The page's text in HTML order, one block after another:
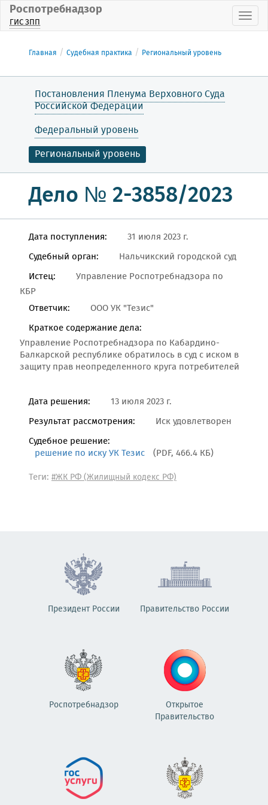
Роспотребнадзор
ГИС ЗПП
Главная Судебная практика Региональный уровень
Постановления Пленума Верховного Суда
Российской Федерации
Федеральный уровень
Региональный уровень
Дело № 2-3858/2023
Дата поступления:
31 июля 2023 г.
Судебный орган:
Нальчикский городской суд
Истец:
Управление Роспотребнадзора по
КБР
Ответчик:
ООО УК "Тезис"
Краткое содержание дела:
Управление Роспотребнадзора по Кабардино-
Балкарской республике обратилось в суд с иском в
защиту прав неопределенного круга потребителей
Дата решения:
13 июля 2023 г.
Результат рассмотрения:
Иск удовлетворен
Судебное решение:
решение по иску УК Тезис (PDF, 466.4 КБ)
Теги: #ЖК РФ (Жилищный кодекс РФ)
Президент России Правительство России
Роспотребнадзор
Открытое
Правительство